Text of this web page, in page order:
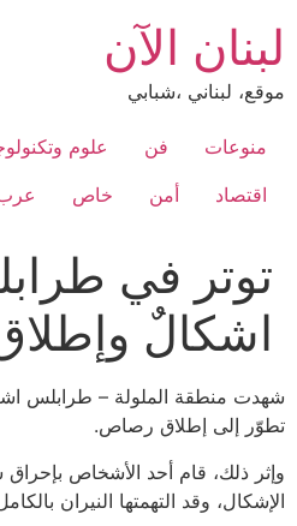
content
لبنان الآن
موقع، لبناني ،شبابي
منوعات فن علوم
اقتصاد
أمن خاص
توتر في
اشكالٌ وإطلاق
شهدت منطقة الملولة – طرابلس
تطوّر إلى إطلاق رصاص.
وإثر ذلك، قام أحد الأشخاص
الإشكال، وقد التهمتها النيران